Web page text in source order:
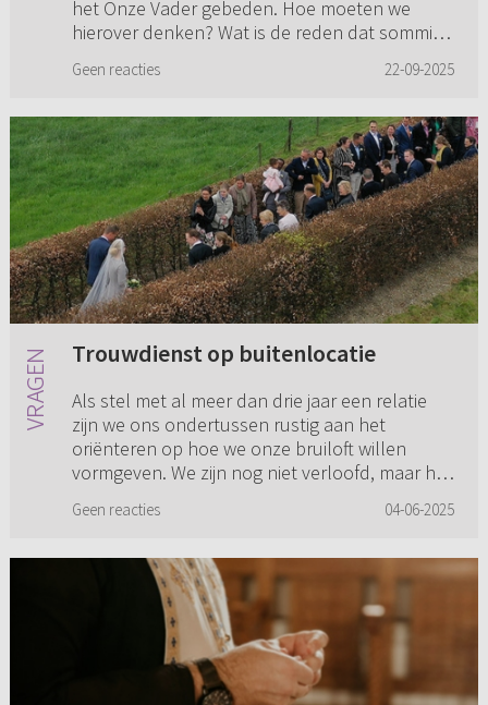
het Onze Vader gebeden. Hoe moeten we
hierover denken? Wat is de reden dat sommige
Geen reacties 22-09-2025
Trouwdienst op buitenlocatie
Als stel met al meer dan drie jaar een relatie
zijn we ons ondertussen rustig aan het
oriënteren op hoe we onze bruiloft willen
vormgeven. We zijn nog niet verloofd, maar het
Geen reacties 04-06-2025